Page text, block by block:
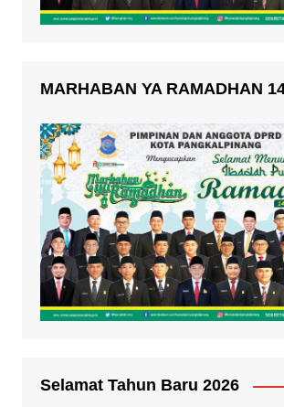
MARHABAN YA RAMADHAN
Selamat Tahun Baru 2026